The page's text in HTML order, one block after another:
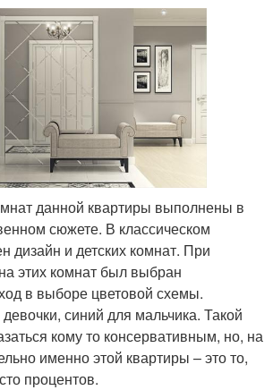
данной квартиры выполнены в
сюжете. В классическом
дизайн и детских комнат. При
этих комнат был выбран
в выборе цветовой схемы.
синий для мальчика. Такой
кому то консервативным, но, на
именно этой квартиры – это то,
процентов.